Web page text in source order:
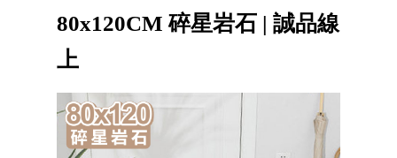
80x120CM 碎星岩石 | 誠品線
上